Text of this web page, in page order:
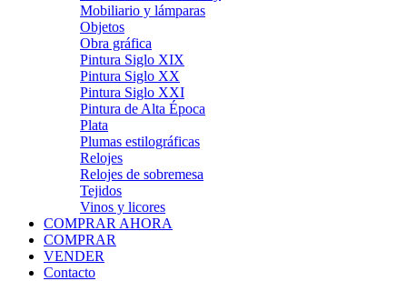
Mobiliario y lámparas
Objetos
Obra gráfica
Pintura Siglo XIX
Pintura Siglo XX
Pintura Siglo XXI
Pintura de Alta Época
Plata
Plumas estilográficas
Relojes
Relojes de sobremesa
Tejidos
Vinos y licores
COMPRAR AHORA
COMPRAR
VENDER
Contacto